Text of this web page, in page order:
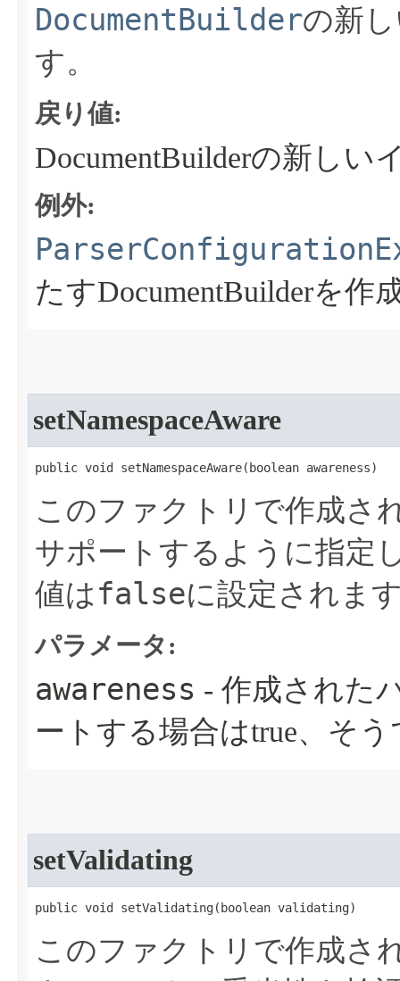
DocumentBuilderの新
す。
戻り値:
DocumentBuilderの新しい
例外:
たすDocumentBuilderを作
setNamespaceAware
public void setNamespaceAware​(boolean awareness)
このファクトリで作成さ
サポートするように指定
値はfalseに設定されま
パラメータ:
awareness - 作成された
ートする場合はtrue、そ
setValidating
public void setValidating​(boolean validating)
このファクトリで作成さ